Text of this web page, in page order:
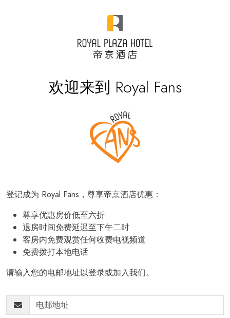
欢迎来到 Royal Fans
登记成为 Royal Fans，尊享帝京酒店优惠：
尊享优惠房价低至六折
退房时间免费延迟至下午二时
客房内免费观赏任何收费电视频道
免费拨打本地电话
请输入您的电邮地址以登录或加入我们。